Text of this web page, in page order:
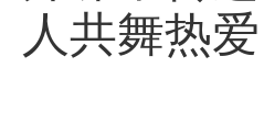
人共舞热